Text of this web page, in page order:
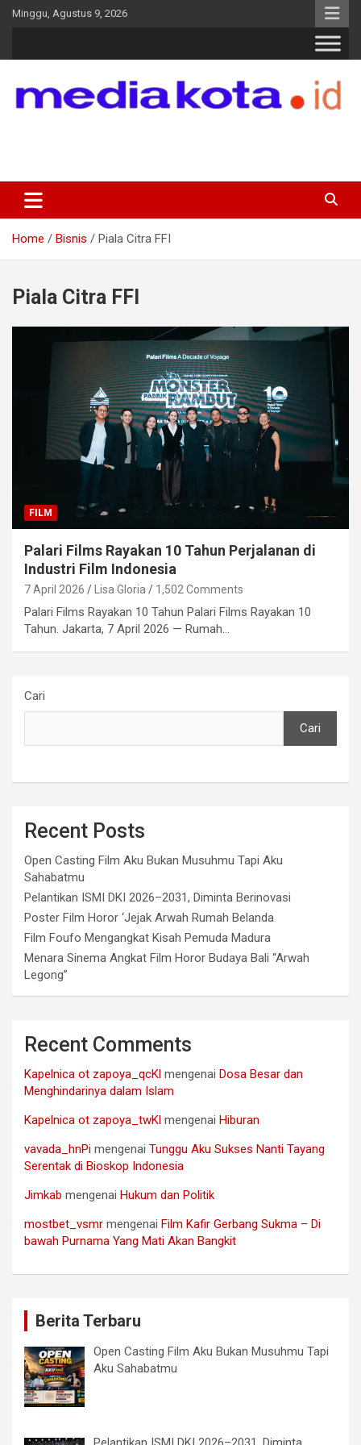
SkipMinggu, Agustus 9, 2026
Home Bisnis Piala Citra FFI
Piala Citra FFI
FILM
Palari Films Rayakan 10 Tahun Perjalanan di
Industri Film Indonesia
7 April 2026 Lisa Gloria 1,502 Comments
Palari Films Rayakan 10 Tahun Palari Films Rayakan 10
Tahun. Jakarta, 7 April 2026 — Rumah…
Cari
Cari
Recent Posts
Open Casting Film Aku Bukan Musuhmu Tapi Aku
Sahabatmu
Pelantikan ISMI DKI 2026–2031, Diminta Berinovasi
Poster Film Horor ‘Jejak Arwah Rumah Belanda
Film Foufo Mengangkat Kisah Pemuda Madura
Menara Sinema Angkat Film Horor Budaya Bali “Arwah
Legong”
Recent Comments
Kapelnica ot zapoya_qcKl mengenai Dosa Besar dan
Menghindarinya dalam Islam
Kapelnica ot zapoya_twKl mengenai Hiburan
vavada_hnPi mengenai Tunggu Aku Sukses Nanti Tayang
Serentak di Bioskop Indonesia
Jimkab mengenai Hukum dan Politik
mostbet_vsmr mengenai Film Kafir Gerbang Sukma – Di
bawah Purnama Yang Mati Akan Bangkit
Berita Terbaru
Open Casting Film Aku Bukan Musuhmu Tapi
Aku Sahabatmu